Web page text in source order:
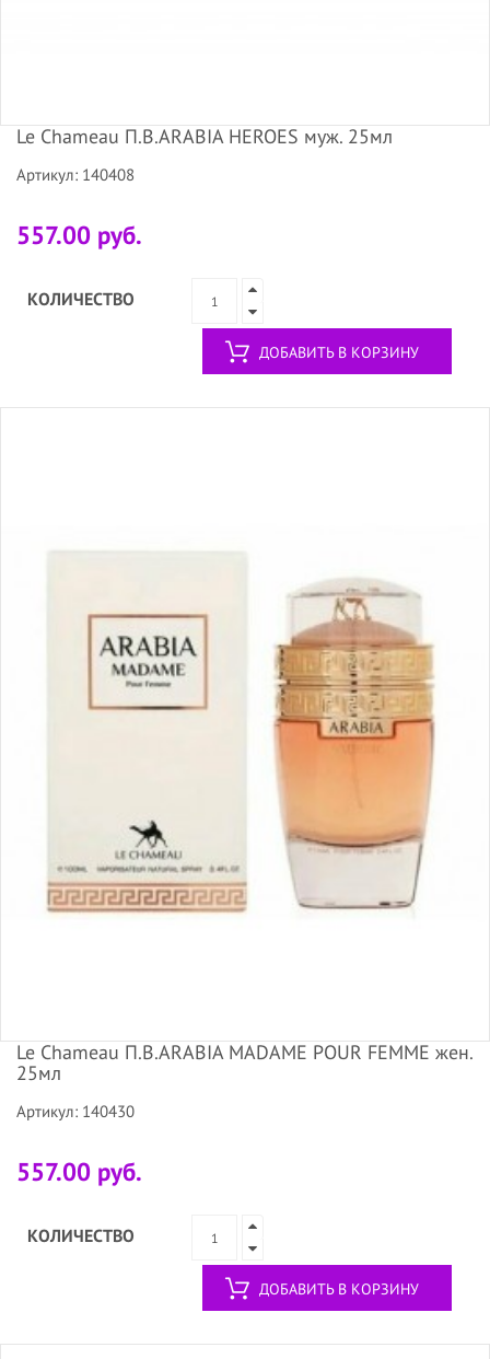
Le Chameau П.В.ARABIA HEROES муж. 25мл
Артикул: 140408
557.00 руб.
КОЛИЧЕСТВО
ДОБАВИТЬ В КОРЗИНУ
Le Chameau П.В.ARABIA MADAME POUR FEMME жен.
25мл
Артикул: 140430
557.00 руб.
КОЛИЧЕСТВО
ДОБАВИТЬ В КОРЗИНУ